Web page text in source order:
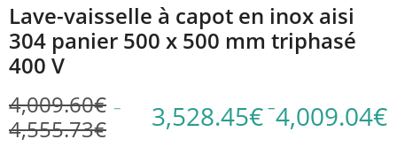
Lave-vaisselle à capot en inox aisi
304 panier 500 x 500 mm triphasé
400 V
4,009.60€ –
4,555.73€Plage
3,528.45€ –4,009.04€
Plage